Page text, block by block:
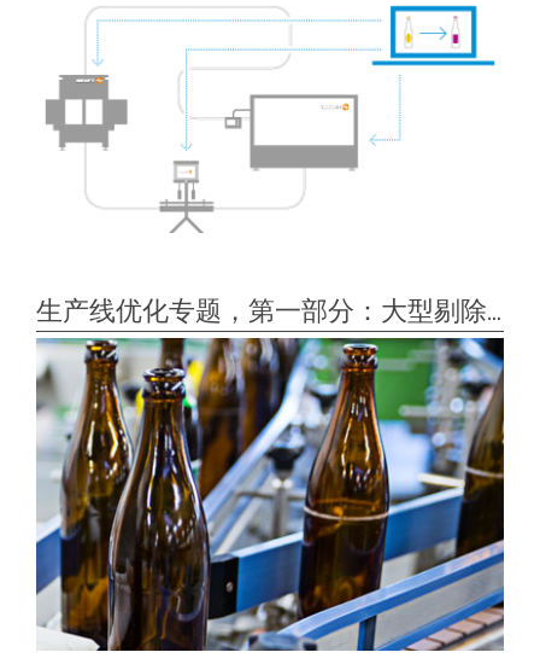
生产线优化专题，第一部分：大型剔除平台的替代方案！